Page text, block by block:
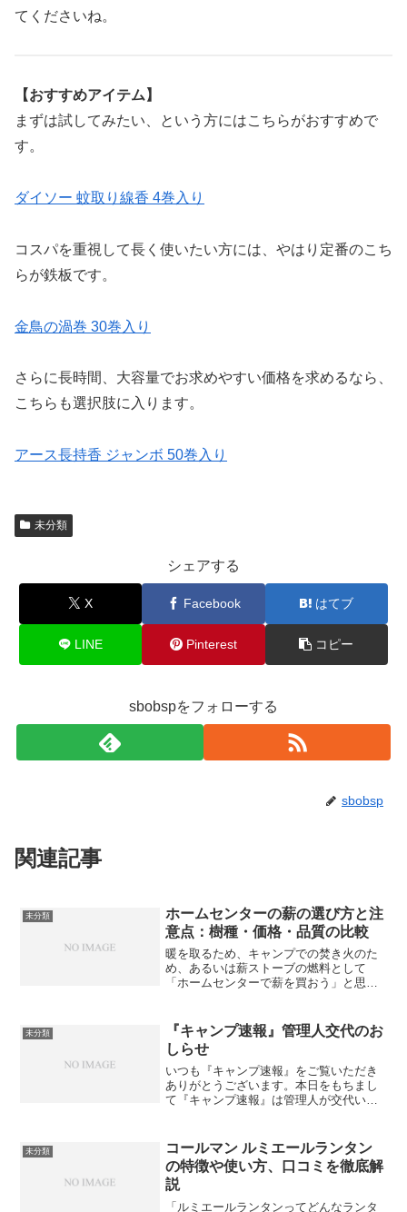
てくださいね。
【おすすめアイテム】
まずは試してみたい、という方にはこちらがおすすめで
す。
ダイソー 蚊取り線香 4巻入り
コスパを重視して長く使いたい方には、やはり定番のこち
らが鉄板です。
金鳥の渦巻 30巻入り
さらに長時間、大容量でお求めやすい価格を求めるなら、
こちらも選択肢に入ります。
アース長持香 ジャンボ 50巻入り
未分類
シェアする
X Facebook はてブ
LINE Pinterest コピー
sbobspをフォローする
sbobsp
関連記事
未分類
ホームセンターの薪の選び方と注
意点：樹種・価格・品質の比較
暖を取るため、キャンプでの焚き火のた
め、あるいは薪ストーブの燃料として
「ホームセンターで薪を買おう」と思っ
樹とか針葉樹とか書いてあるけど、何が
違うの？と感じる方も多いで...
未分類
『キャンプ速報』管理人交代のお
しらせ
いつも『キャンプ速報』をご覧いただき
ありがとうございます。本日をもちまし
て『キャンプ速報』は管理人が交代いた
ていただけると幸いです。新管理人は釣
り・きのこ狩りなどが趣味...
未分類
コールマン ルミエールランタン
の特徴や使い方、口コミを徹底解
説
「ルミエールランタンってどんなランタ